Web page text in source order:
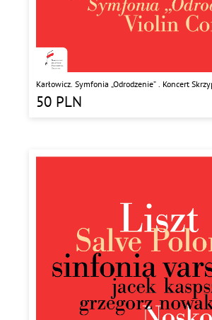
Karłowicz. Symfonia „Odrodzenie” . Koncert
50 PLN